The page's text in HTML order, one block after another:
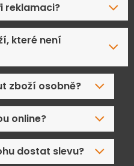
reklamaci?
které není
zboží osobně?
online?
dostat slevu?